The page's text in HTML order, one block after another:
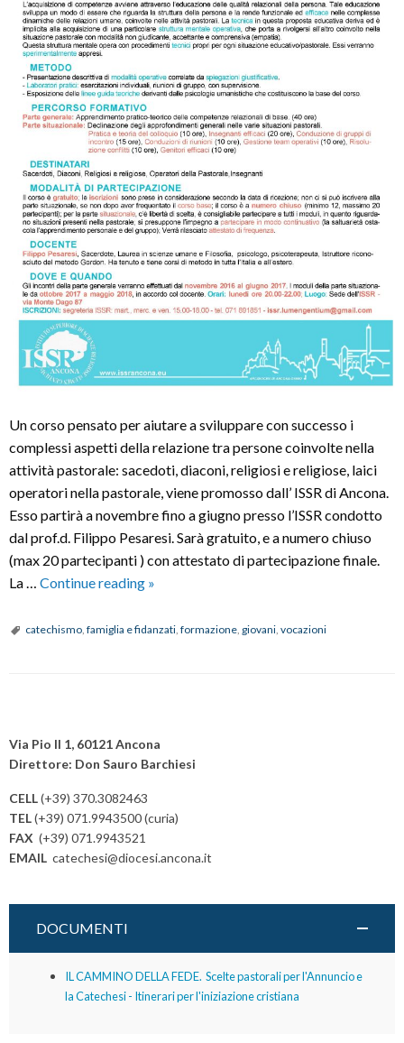
Un corso pensato per aiutare a sviluppare con successo i
complessi aspetti della relazione tra persone coinvolte nella
attività pastorale: sacedoti, diaconi, religiosi e religiose, laici
operatori nella pastorale, viene promosso dall’ ISSR di Ancona.
Esso partirà a novembre fino a giugno presso l’ISSR condotto
dal prof.d. Filippo Pesaresi. Sarà gratuito, e a numero chiuso
(max 20 partecipanti ) con attestato di partecipazione finale.
La … Continue reading Corso
operatori
»
catechismo, famiglia e fidanzati, formazione, giovani, vocazioni
o
s
N
a
v
g
t
Via Pio II 1, 60121 Ancona
Direttore: Don Sauro Barchiesi
CELL(+39) 370.3082463
TEL(+39) 071.9943500 (curia)
FAX (+39) 071.9943521
EMAIL catechesi@diocesi.ancona.it
DOCUMENTI
IL CAMMINO DELLA FEDE. Scelte pastorali per l'Annuncio e
la Catechesi - Itinerari per l'iniziazione cristiana